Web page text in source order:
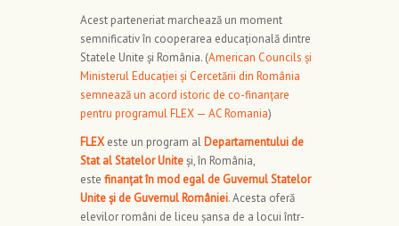
Acest parteneriat marchează un moment
semnificativ în cooperarea educațională dintre
Statele Unite și România. (American Councils și
Ministerul Educației și Cercetării din România
semnează un acord istoric de co-finanțare
pentru programul FLEX — AC Romania)
FLEXeste un program al Departamentului de
Stat al Statelor Uniteși, în România,
este finanțat în mod egal de Guvernul Statelor
Unite și de Guvernul României. Acesta oferă
elevilor români de liceu șansa de a locui într-